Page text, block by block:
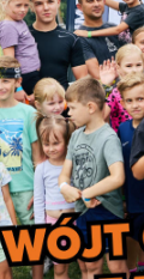
ze
jakość.
oraz
do
uzyskaniu